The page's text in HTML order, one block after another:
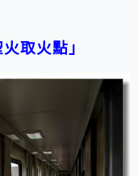
取火點 」